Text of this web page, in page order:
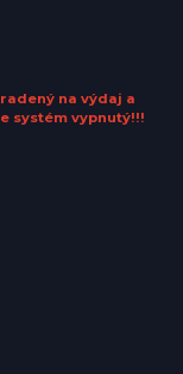
na výdaj a
systém vypnutý!!!